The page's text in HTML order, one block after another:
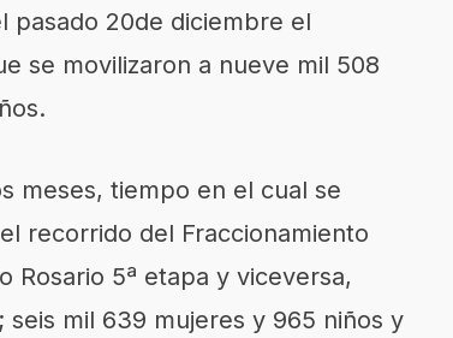
pasado 20de diciembre el
se movilizaron a nueve mil 508
meses, tiempo en el cual se
recorrido del Fraccionamiento
Rosario 5ª etapa y viceversa,
seis mil 639 mujeres y 965 niños y